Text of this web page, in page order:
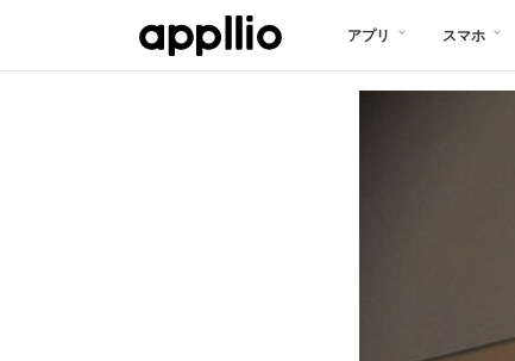
アプリ スマホ